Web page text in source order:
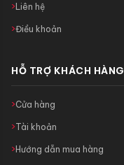
Liên hệ
Điều khoản
HỖ TRỢ KHÁCH HÀNG
Cửa hàng
Tài khoản
Hướng dẫn mua hàng